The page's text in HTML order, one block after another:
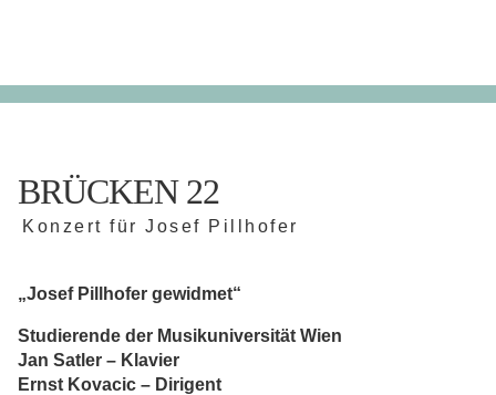
BRÜCKEN 22
Konzert für Josef Pillhofer
„Josef Pillhofer gewidmet“
Studierende der Musikuniversität Wien
Jan Satler – Klavier
Ernst Kovacic – Dirigent